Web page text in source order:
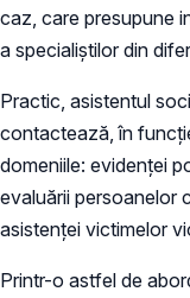
caz, care presupune
a specialiștilor din
Practic, asistentul
contactează, în
domeniile: evidenței
evaluării persoanelor
asistenței victimelor
Printr-o astfel de